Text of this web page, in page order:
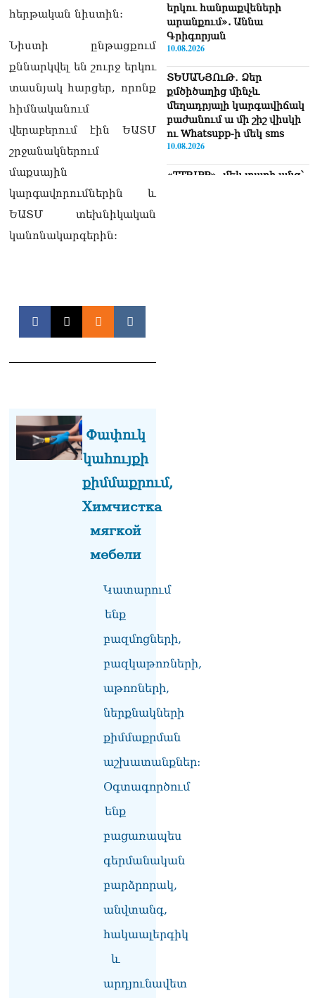
հերթական նիստին:
Նիստի ընթացքում
քննարկվել են շուրջ երկու
տասնյակ հարցեր, որոնք
հիմնականում
վերաբերում էին ԵԱՏՄ
շրջանակներում
մաքսային
կարգավորումներին և
ԵԱՏՄ տեխնիկական
կանոնակարգերին:
Փափուկ
կահույքի
քիմմաքրում,
Химчистка
мягкой
мебели
Կատարում
ենք
բազմոցների,
բազկաթոռների,
աթոռների,
ներքնակների
քիմմաքրման
աշխատանքներ:
Օգտագործում
ենք
բացառապես
գերմանական
բարձրորակ,
անվտանգ,
հակաալերգիկ
և
արդյունավետ
երկու հանրաքվեների
արանքում». Աննա
Գրիգորյան
10.08.2026
ՏԵՍԱՆՅՈւԹ․ Ձեր
քմծիծաղից մինչև
մեղադրյալի կարգավիճակ
բաժանում ա մի շիշ վիսկի
ու Whatsupp-ի մեկ sms
10.08.2026
«TTRIPP»․ մեկ տարի անց՝
10.08.2026
Էլեկտրէներգիայի
10.08.2026
Բաքվի նավթային
բռնկվել
Բերման են ենթարկվել
«Փումփուլիկը»,
«Բեթմենը»,
«Այֆոնչիկը»
10.08.2026
Ջո Բայդենի քաղցկեղը
պատճառում. ինչ է
հայտնում որդին
10.08.2026
գագաթնաժողովից մեկ